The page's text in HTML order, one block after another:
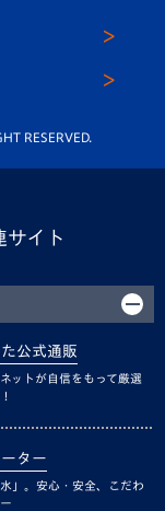
RESERVED.
サイト
公式通販
ットが自信をもって厳選
ター
」。安心・安全、こだわ